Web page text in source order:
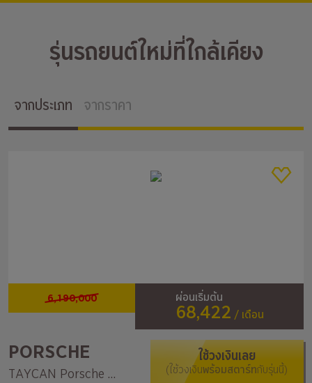
รุ่นรถยนต์ใหม่ที่ใกล้เคียง
จากประเภท จากราคา
6,190,000 ผ่อนเริ่มต้น
68,422 / เดือน
PORSCHE
TAYCAN Porsche Taycan
ใช้วงเงินเลย
(ใช้วงเงินพร้อมสตาร์ทกับรุ่นนี้)